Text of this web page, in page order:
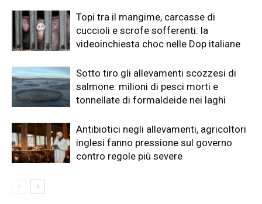
Topi tra il mangime, carcasse di
cuccioli e scrofe sofferenti: la
videoinchiesta choc nelle Dop italiane
Sotto tiro gli allevamenti scozzesi di
salmone: milioni di pesci morti e
tonnellate di formaldeide nei laghi
Antibiotici negli allevamenti, agricoltori
inglesi fanno pressione sul governo
contro regole più severe